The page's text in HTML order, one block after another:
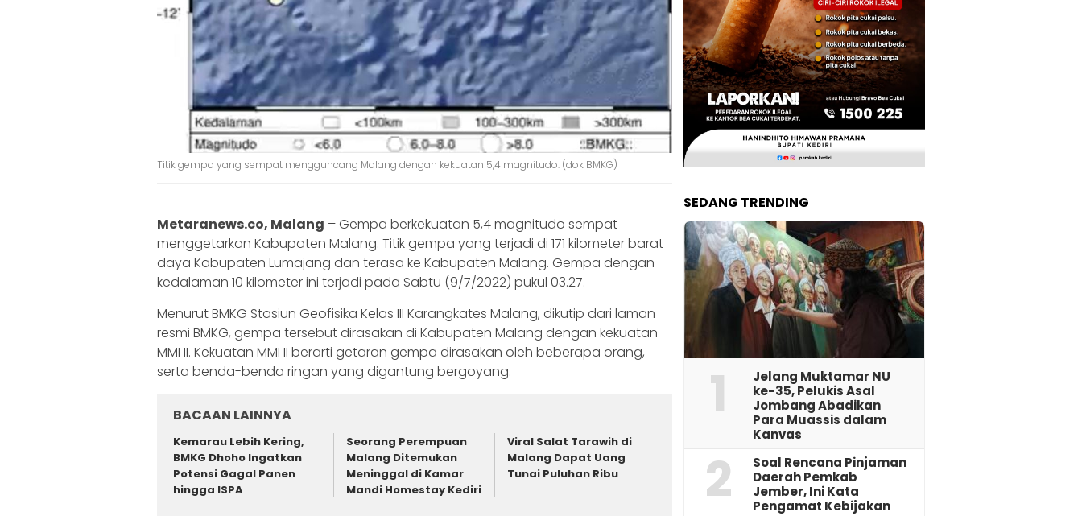
Titik gempa yang sempat mengguncang Malang dengan kekuatan 5,4 magnitudo. (dok BMKG)
Metaranews.co, Malang – Gempa berkekuatan 5,4 magnitudo sempat
menggetarkan Kabupaten Malang. Titik gempa yang terjadi di 171 kilometer barat
daya Kabupaten Lumajang dan terasa ke Kabupaten Malang. Gempa dengan
kedalaman 10 kilometer ini terjadi pada Sabtu (9/7/2022) pukul 03.27.
Menurut BMKG Stasiun Geofisika Kelas III Karangkates Malang, dikutip dari laman
resmi BMKG, gempa tersebut dirasakan di Kabupaten Malang dengan kekuatan
MMI II. Kekuatan MMI II berarti getaran gempa dirasakan oleh beberapa orang,
serta benda-benda ringan yang digantung bergoyang.
BACAAN LAINNYA
Kemarau Lebih Kering,
BMKG Dhoho Ingatkan
Potensi Gagal Panen
hingga ISPA
Seorang Perempuan
Malang Ditemukan
Meninggal di Kamar
Mandi Homestay Kediri
Viral Salat Tarawih di
Malang Dapat Uang
Tunai Puluhan Ribu
SEDANG TRENDING
1
Jelang Muktamar NU
ke-35, Pelukis Asal
Jombang Abadikan
Para Muassis dalam
Kanvas
2
‎Soal Rencana Pinjaman
Daerah Pemkab
Jember, Ini Kata
Pengamat Kebijakan ‎